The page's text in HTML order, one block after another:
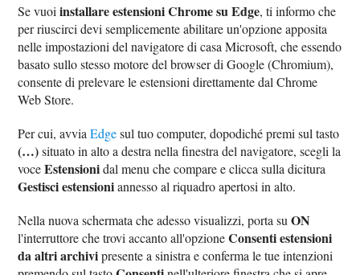
Se vuoiinstallare estensioni Chrome su Edge, ti informo che
per riuscirci devi semplicemente abilitare un'opzione apposita
nelle impostazioni del navigatore di casa Microsoft, che essendo
basato sullo stesso motore del browser di Google (Chromium),
consente di prelevare le estensioni direttamente dal Chrome
Web Store.
Per cui, avviaEdgesul tuo computer, dopodiché premi sul tasto
(…)situato in alto a destra nella finestra del navigatore, scegli la
voceEstensionidal menu che compare e clicca sulla dicitura
Gestisci estensioniannesso al riquadro apertosi in alto.
Nella nuova schermata che adesso visualizzi, porta suON
l'interruttore che trovi accanto all'opzioneConsenti estensioni
da altri archivipresente a sinistra e conferma le tue intenzioni